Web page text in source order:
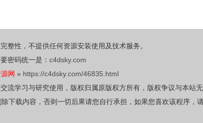
整性，不提供任何资源安装使用及技术服务。
密码统一是： c4dsky.com
网 » https://c4dsky.com/46835.html
流学习与研究使用，版权归属原版权方所有，版权争议与本站
下载内容，否则一切后果请您自行承担，如果您喜欢该程序，